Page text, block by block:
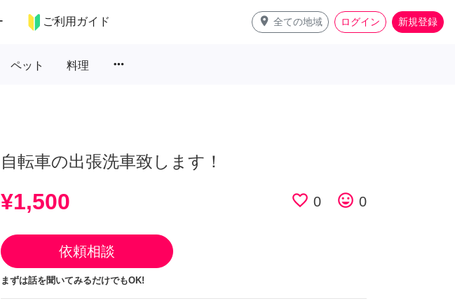
ご利用ガイド place 全ての地域 ログイン 新規登録
ペット 料理 more_horiz
自転車の出張洗車致します！
¥1,500 favorite_border 0 tag_faces 0
依頼相談
まずは話を聞いてみるだけでもOK!